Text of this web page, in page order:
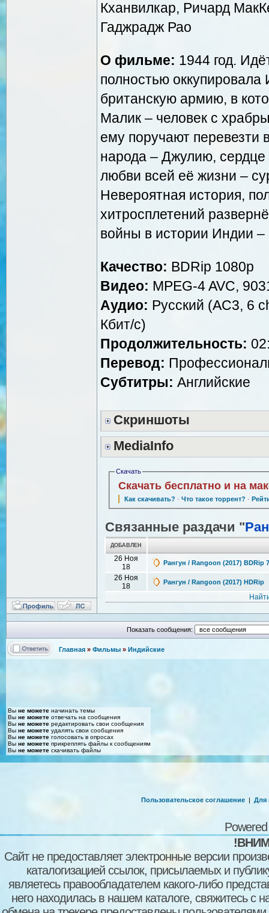
Кханвилкар, Ричард
Гаджрадж Рао
О фильме: 1944 год.
полностью
британскую армию, в
Малик – человек с
ему поручают перевезти
народа – Джулию, сердце
любви всей её жизни –
Невероятная история,
хитросплетений
войны в истории Индии
Качество: BDRip 1080p
Видео: MPEG-4 AVC,
Аудио: Русский (AC3, 6
Кбит/с)
Продолжительность:
Перевод:
Субтитры: Английские
Скриншоты
MediaInfo
Скачать
Скачать бесплатно и на
Как скачивать? · Что такое торрент? ·
Связанные раздачи "
ДОБАВЛЕН
26 Ноя
18
Рангун / Rangoon (2017) BDRip
26 Ноя
18
Рангун / Rangoon (2017) HDRip
Показать сообщения:
Главная » Фильмы » Индийские
Вы не можете начинать темы
Вы не можете отвечать на сообщения
Вы не можете редактировать свои сообщения
Вы не можете удалять свои сообщения
Вы не можете голосовать в опросах
Вы не можете прикреплять файлы к сообщениям
Вы не можете скачивать файлы
Пользовательское соглашение | Для
Сайт не предоставляет электронные версии
каталогизацией ссылок, присылаемых и
являетесь правообладателем какого-либо
него находилась в нашем каталоге, свяжитесь